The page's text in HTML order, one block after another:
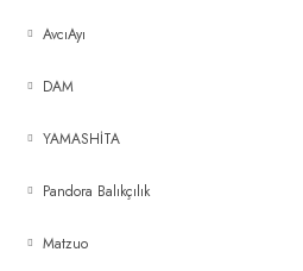
AvcıAyı
DAM
YAMASHİTA
Pandora Balıkçılık
Matzuo